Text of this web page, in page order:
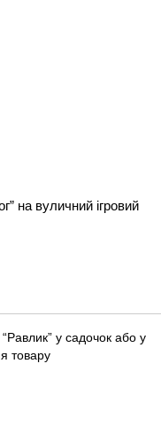
на вуличний ігровий